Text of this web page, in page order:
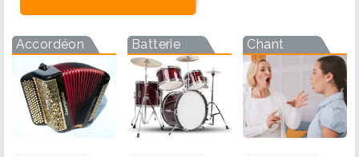
Accordéon Batterie Chant